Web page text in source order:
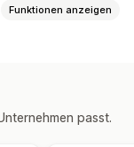
Funktionen anzeigen
passt.